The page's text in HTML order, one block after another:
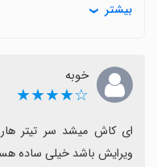
ذخیره و نیاز به
نوشته‌ها وجود دارد
کاربران خواهان
امکان کپی
هستند.
بیشتر
خوبه
☆★★★★
ویرایش باشد خیلی ساده